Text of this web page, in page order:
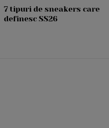
7 tipuri de sneakers care
definesc SS26